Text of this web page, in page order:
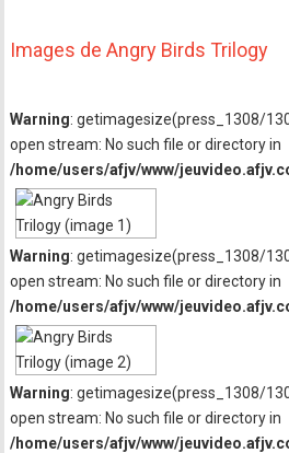
Images de Angry Birds Trilogy
Warning: getimagesize(press_1308/
open stream: No such file or directory in
/home/users/afjv/www/
Warning: getimagesize(press_1308/
open stream: No such file or directory in
/home/users/afjv/www/
Warning: getimagesize(press_1308/
open stream: No such file or directory in
/home/users/afjv/www/